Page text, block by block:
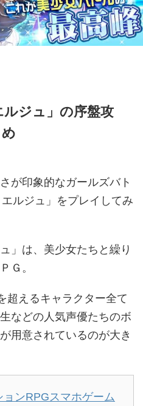
ルジュ」の序盤攻
が印象的なガールズバト
ルジュ」をプレイしてみ
」は、美少女たちと繰り
Ｇ。
超えるキャラクター全て
などの人気声優たちのボ
用意されているのが大き
ョンRPGスマホゲーム